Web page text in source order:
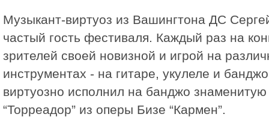
Музыкант-виртуоз из Вашингтона ДС
частый гость фестиваля. Каждый раз на
зрителей своей новизной и игрой на
инструментах - на гитаре, укулеле и
виртуозно исполнил на банджо
“Торреадор” из оперы Бизе “Кармен”.